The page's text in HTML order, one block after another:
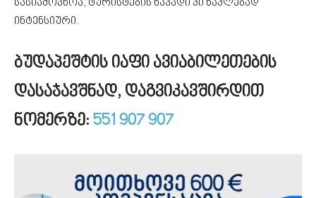
სასიამოვნოა, ტურისტების ნაკადი კი ნაკლებად
ინტენსიური.
ბუდაპეშტის იაფი ავიაბილეთების
დასაჯავშნად, დაგვიკავშირდით
ნომერზე: 551 907 907